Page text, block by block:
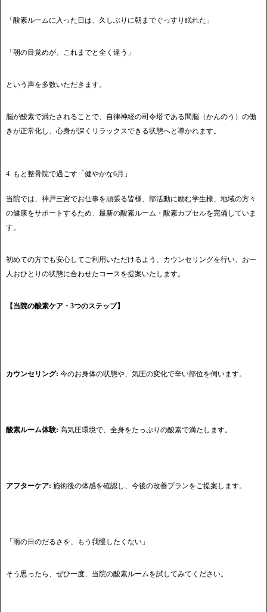
「酸素ルームに入った日は、久しぶりに朝までぐっすり眠れた」
「朝の目覚めが、これまでと全く違う」
という声を多数いただきます。
脳が酸素で満たされることで、自律神経の司令塔である間脳（かんのう）の働
きが正常化し、心身が深くリラックスできる状態へと導かれます。
4. もと整骨院で過ごす「健やかな6月」
当院では、神戸三宮でお仕事を頑張る皆様、部活動に励む学生様、地域の方々
の健康をサポートするため、最新の酸素ルーム・酸素カプセルを完備していま
す。
初めての方でも安心してご利用いただけるよう、カウンセリングを行い、お一
人おひとりの状態に合わせたコースを提案いたします。
【当院の酸素ケア・3つのステップ】
カウンセリング: 今のお身体の状態や、気圧の変化で辛い部位を伺います。
酸素ルーム体験: 高気圧環境で、全身をたっぷりの酸素で満たします。
アフターケア: 施術後の体感を確認し、今後の改善プランをご提案します。
「雨の日のだるさを、もう我慢したくない」
そう思ったら、ぜひ一度、当院の酸素ルームを試してみてください。